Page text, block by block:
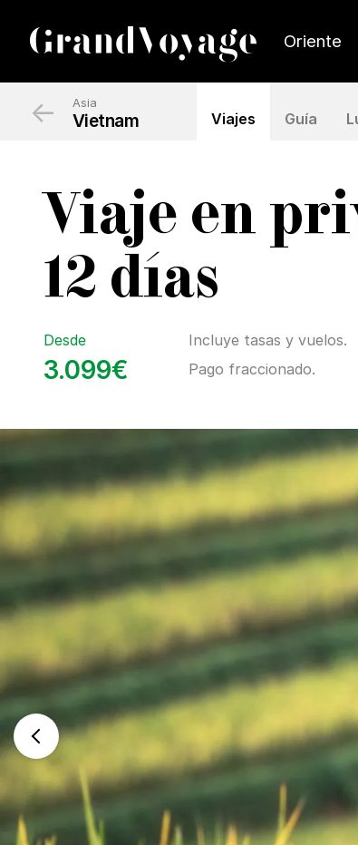
Oriente
Asia
Vietnam Viajes Guía
←
Viaje en
12 días
Desde
3.099€
Incluye tasas y vuelos.
Pago fraccionado.